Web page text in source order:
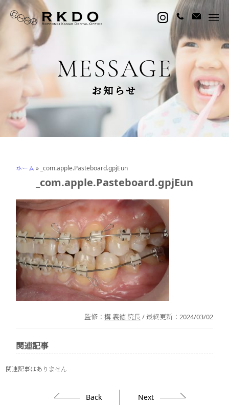
MESSAGE
お知らせ
ホーム » _com.apple.Pasteboard.gpjEun
_com.apple.Pasteboard.gpjEun
監修： 構 義徳 院長 / 最終更新： 2024/03/02
関連記事
関連記事はありません
Back Next